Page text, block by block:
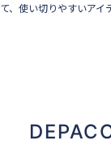
て、使い切りやすいアイ